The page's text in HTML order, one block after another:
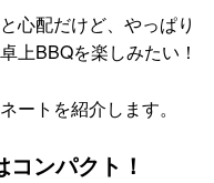
心配だけど、やっぱり
上BBQを楽しみたい！
ートを紹介します。
ンパクト！